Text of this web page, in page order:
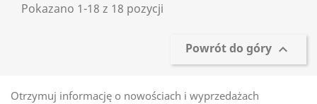
Pokazano 1-18 z 18 pozycji
Powrót do góry 
Otrzymuj informację o nowościach i wyprzedażach